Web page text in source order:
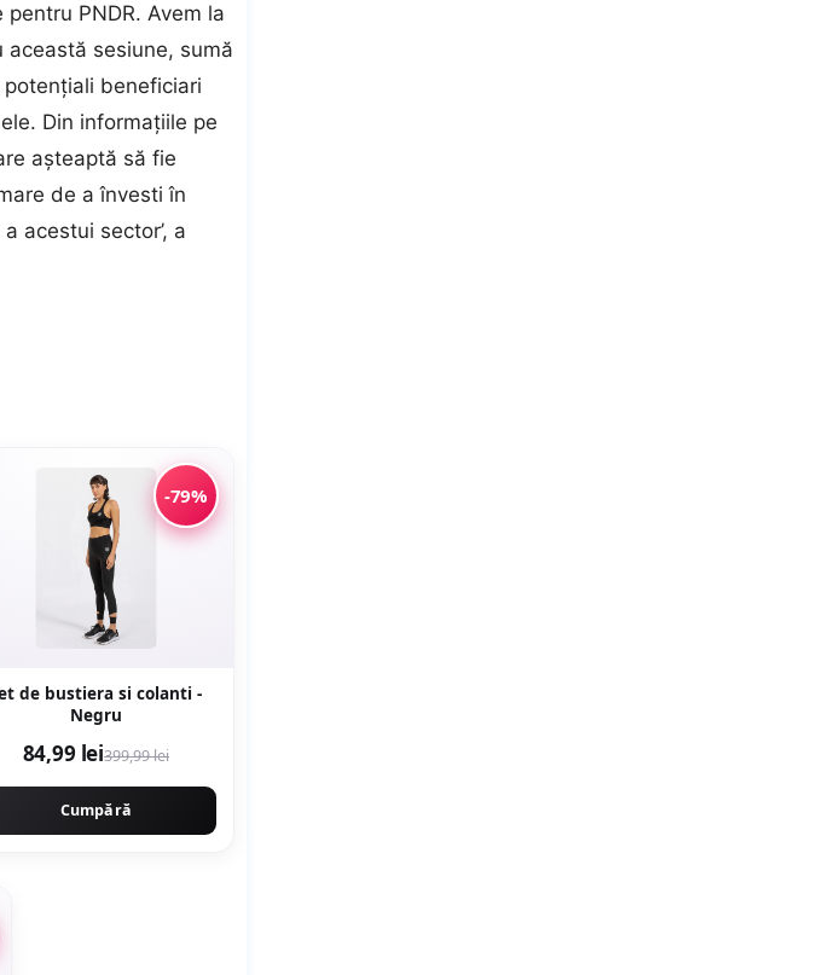
PNDR. Avem la
sesiune, sumă
beneficiari
Din informaţiile pe
aşteaptă să fie
de a învesti în
acestui sector’, a
-79%
de bustiera si colanti -
Negru
84,99 lei399,99 lei
Cumpără